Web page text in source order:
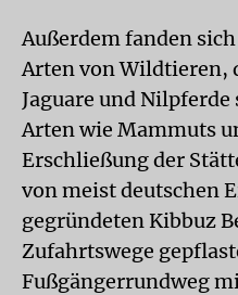
Außerdem fanden
Arten von Wildtieren,
Jaguare und
Arten wie Mammuts
Erschließung der
von meist deutschen
gegründeten Kibbuz
Zufahrtswege
Fußgängerrundweg